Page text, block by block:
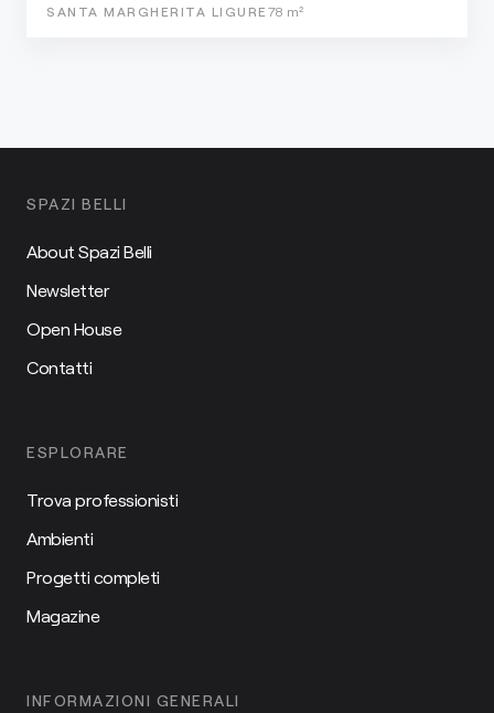
SANTA MARGHERITA LIGURE 78 m²
SPAZI BELLI
About Spazi Belli
Newsletter
Open House
Contatti
ESPLORARE
Trova professionisti
Ambienti
Progetti completi
Magazine
INFORMAZIONI GENERALI